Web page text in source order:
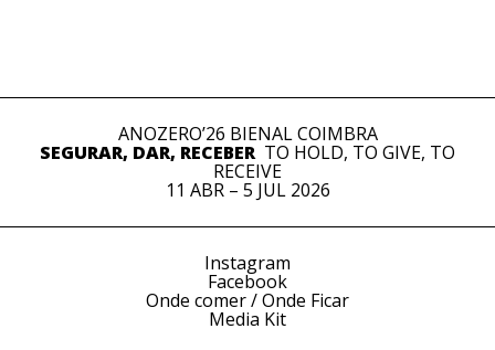
ANOZERO’26 BIENAL COIMBRA
SEGURAR, DAR, RECEBERTO HOLD, TO GIVE, TO
RECEIVE
11 ABR – 5 JUL 2026
Instagram
Facebook
Onde comer / Onde Ficar
Media Kit